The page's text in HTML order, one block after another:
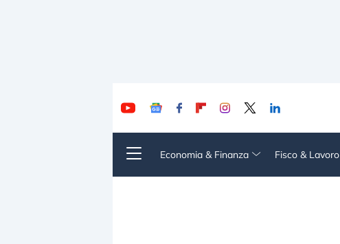
Economia & Finanza Fisco & Lavoro